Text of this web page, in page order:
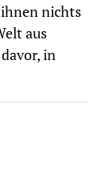
nichts
aus
in